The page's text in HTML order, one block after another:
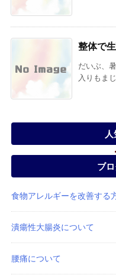
整体で
だいぶ、
入りもま
ブ
食物アレルギーを改善する
潰瘍性大腸炎について
腰痛について